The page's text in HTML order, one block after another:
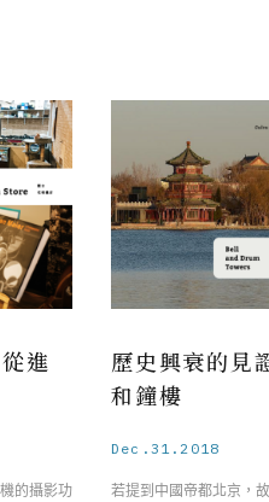
進
的攝影功
歷史興衰的見
和鐘樓
Dec.31.2018
若提到中國帝都北京，